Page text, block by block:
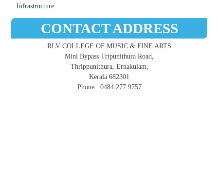
Infrastructure
CONTACT ADDRESS
RLV COLLEGE OF MUSIC & FINE ARTS
Mini Bypass Tripunithura Road,
Thrippunithura, Ernakulam,
Kerala 682301
Phone : 0484 277 9757